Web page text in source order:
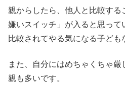
親からしたら、他人と比較す
嫌いスイッチ」が入ると思って
比較されてやる気になる子ども
また、自分にはめちゃくちゃ
親も多いです。